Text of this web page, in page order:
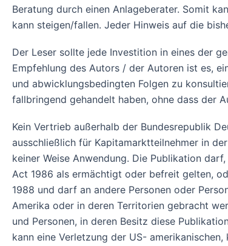
Beratung durch einen Anlageberater. Somit
kann steigen/fallen. Jeder Hinweis auf die
Der Leser sollte jede Investition in eines der
Empfehlung des Autors / der Autoren ist es,
und abwicklungsbedingten Folgen zu
fallbringend gehandelt haben, ohne dass der
Kein Vertrieb außerhalb der Bundesrepublik
ausschließlich für Kapitamarktteilnehmer in
keiner Weise Anwendung. Die Publikation
Act 1986 als ermächtigt oder befreit gelten,
1988 und darf an andere Personen oder
Amerika oder in deren Territorien gebracht
und Personen, in deren Besitz diese
kann eine Verletzung der US-